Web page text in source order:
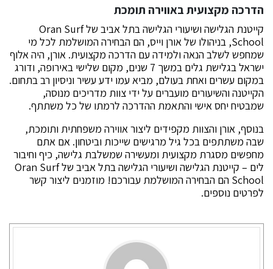
הדרכה מקצועית באווירה תומכת
קייטנת הגלישה ושיעורי הגלישה בתל אביב של Oran Surf
School, בניהולו של אורן וייס, הם הבחירה המושלמת לכל מי
שמחפש לשלב הנאה ולמידה עם הדרכה מקצועית. אורן, היה אלוף
ישראל בגלישת גלים במשך 7 שנים, מקום שלישי באירופה, ודורג
במקום עשרים ואחת בעולם, מביא עמו ידע עשיר וניסיון רב בתחום.
הקייטנה והשיעורים מועברים על ידי צוות מדריכים מנוסה,
שמבטיח יחס אישי והתאמת ההדרכה לרמתו של כל משתתף.
בנוסף, אורן והצוות מקפידים ליצור אווירה משפחתית ותומכת,
שבה משתתפים בכל גיל מרגישים שייכות וביטחון. אם אתם
מחפשים מסגרת מקצועית ומעשירה שמשלבת גלישה, כיף וחיבור
לים – קייטנת הגלישה ושיעורי הגלישה בתל אביב של Oran Surf
School הם הבחירה המושלמת עבורכם! מוזמנים ליצור קשר
לפרטים נוספים.